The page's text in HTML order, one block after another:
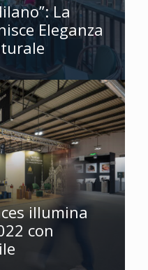
La
Eleganza
illumina
con